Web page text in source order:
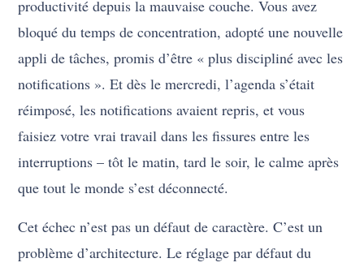
productivité depuis la mauvaise couche. Vous avez
bloqué du temps de concentration, adopté une nouvelle
appli de tâches, promis d’être « plus discipliné avec les
notifications ». Et dès le mercredi, l’agenda s’était
réimposé, les notifications avaient repris, et vous
faisiez votre vrai travail dans les fissures entre les
interruptions – tôt le matin, tard le soir, le calme après
que tout le monde s’est déconnecté.
Cet échec n’est pas un défaut de caractère. C’est un
problème d’architecture. Le réglage par défaut du